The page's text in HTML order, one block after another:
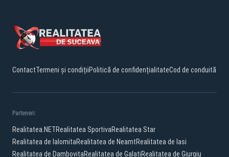
ContactTermeni și condițiiPolitică de confidențialitateCod de conduită
Parteneri:
Realitatea.NETRealitatea SportivaRealitatea Star
Realitatea de IalomitaRealitatea de NeamtRealitatea de Iasi
Realitatea de DambovitaRealitatea de GalatiRealitatea de Giurgiu